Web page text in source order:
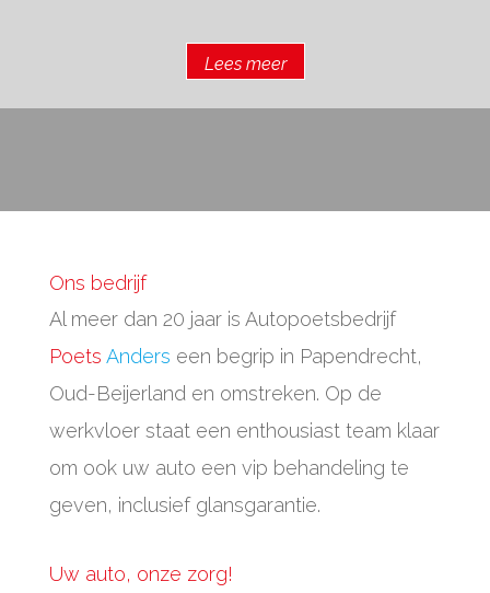
Lees meer
Ons bedrijf
Al meer dan 20 jaar is Autopoetsbedrijf
Poets Anders een begrip in Papendrecht,
Oud-Beijerland en omstreken. Op de
werkvloer staat een enthousiast team klaar
om ook uw auto een vip behandeling te
geven, inclusief glansgarantie.
Uw auto, onze zorg!